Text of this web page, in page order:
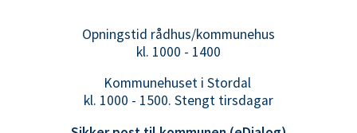
Opningstid rådhus/kommunehus
kl. 1000 - 1400
Kommunehuset i Stordal
kl. 1000 - 1500. Stengt tirsdagar